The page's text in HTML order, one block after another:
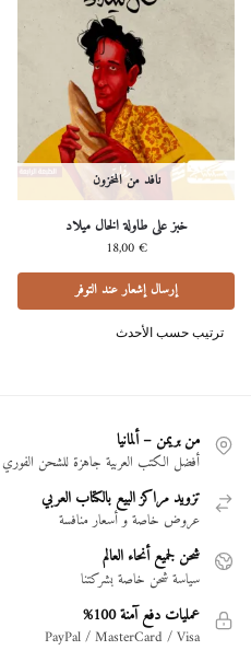
نافد من المخزون
خبز على طاولة الخال ميلاد
18,00€
إرسال إشعار عند التوفر
من بريمن – ألمانيا
أفضل الكتب العربية جاهزة للشحن الفوري
تزويد مراكز البيع بالكتاب العربي
عروض خاصة و أسعار منافسة
شحن لجميع أنحاء العالم
سياسة شحن خاصة بشركتنا
عمليات دفع آمنة 100%
PayPal / MasterCard / Visa